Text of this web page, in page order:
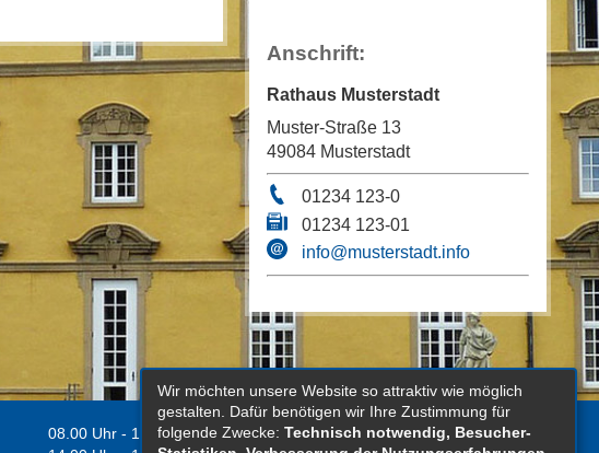
Anschrift:
Rathaus Musterstadt
Muster-Straße 13
49084 Musterstadt
01234 123-0
01234 123-01
info@musterstadt.info
08.00 Uhr - 12.00 Uhr
Kontakt
Wir möchten unsere Website so attraktiv wie möglich
gestalten. Dafür benötigen wir Ihre Zustimmung für
folgende Zwecke: Technisch notwendig, Besucher-